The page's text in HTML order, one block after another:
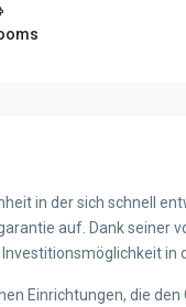
in der sich schnell
auf. Dank seiner
in
Einrichtungen, die